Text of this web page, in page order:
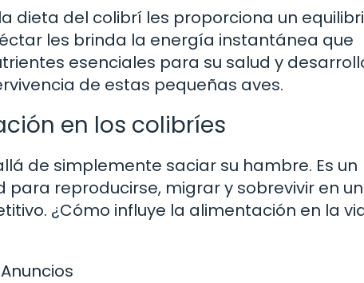
dieta del colibrí les proporciona un
les brinda la energía instantánea que
esenciales para su salud y
de estas pequeñas aves.
en los colibríes
de simplemente saciar su hambre. Es un
reproducirse, migrar y sobrevivir en un
¿Cómo influye la alimentación en la
Anuncios